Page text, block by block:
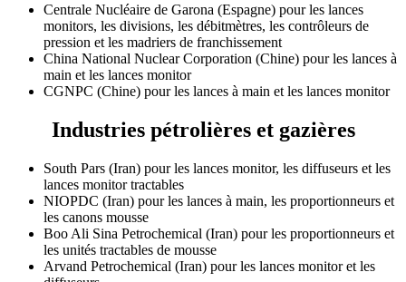
Centrale Nucléaire de Garona (Espagne) pour les lances
monitors, les divisions, les débitmètres, les contrôleurs de
pression et les madriers de franchissement
China National Nuclear Corporation (Chine) pour les lances à
main et les lances monitor
CGNPC (Chine) pour les lances à main et les lances monitor
Industries pétrolières et gazières
South Pars (Iran) pour les lances monitor, les diffuseurs et les
lances monitor tractables
NIOPDC (Iran) pour les lances à main, les proportionneurs et
les canons mousse
Boo Ali Sina Petrochemical (Iran) pour les proportionneurs et
les unités tractables de mousse
Arvand Petrochemical (Iran) pour les lances monitor et les